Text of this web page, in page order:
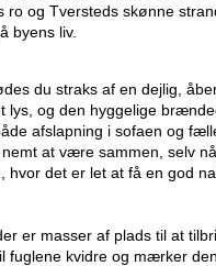
og Tversteds skønne
byens liv.
du straks af en dejlig,
og den hyggelige
afslapning i sofaen og
at være sammen, selv
det er let at få en god
er masser af plads til at
fuglene kvidre og mærker